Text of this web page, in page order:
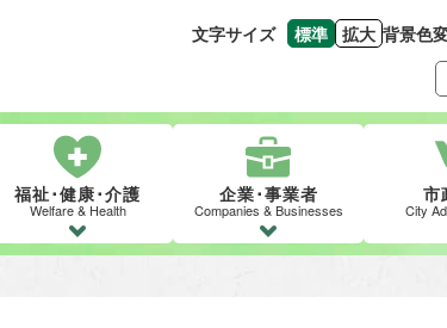
文字サイズ 標準
文字の大きさをも
拡大
文字を大きく
背景色
福祉･健康･介護
Welfare & Health
企業･事業者
Companies & Businesses
市
City